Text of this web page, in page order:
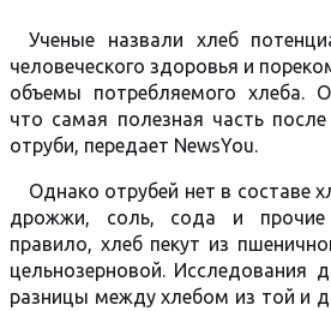
Ученые назвали хлеб
человеческого здоровья и
объемы потребляемого хлеба.
что самая полезная часть
отруби, передает NewsYou.
Однако отрубей нет в составе
дрожжи, соль, сода и прочие
правило, хлеб пекут из
цельнозерновой. Исследования
разницы между хлебом из той и